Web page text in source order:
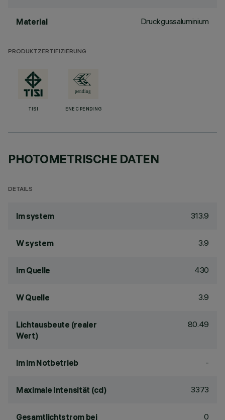
Material Druckgussaluminium
PRODUKTZERTIFIZIERUNG
TISI ENEC PENDING
PHOTOMETRISCHE DATEN
DETAILS
lm system 313.9
W system 3.9
lm Quelle 430
W Quelle 3.9
Lichtausbeute (realer
Wert)
80.49
lm im Notbetrieb -
Maximale Intensität (cd) 3373
Gesamtlichtstrom bei 0